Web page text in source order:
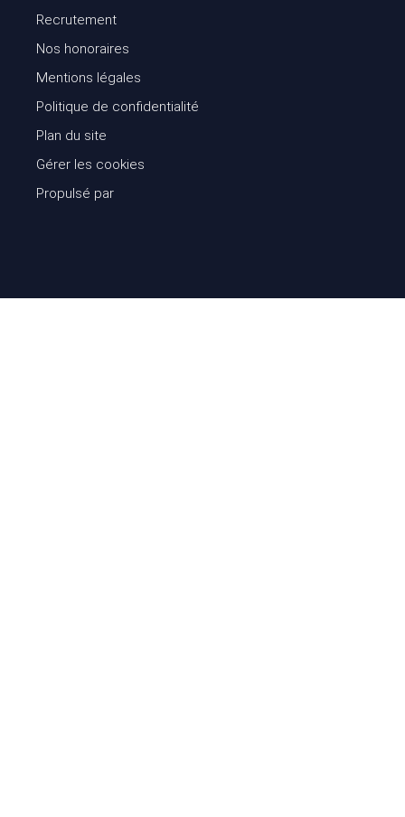
Recrutement
Nos honoraires
Mentions légales
Politique de confidentialité
Plan du site
Gérer les cookies
Propulsé par